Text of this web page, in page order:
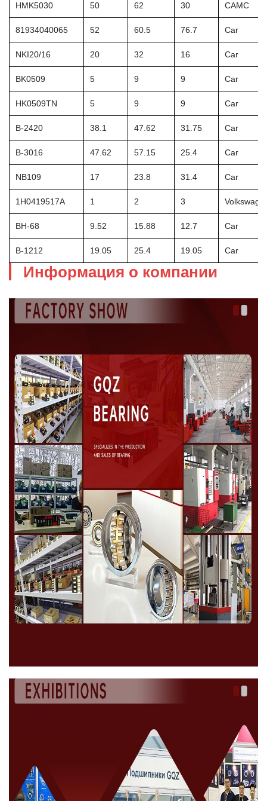
HMK5030 50 62 30 CAMC
81934040065 52 60.5 76.7 Car
NKI20/16 20 32 16 Car
BK0509 5 9 9 Car
HK0509TN 5 9 9 Car
B-2420 38.1 47.62 31.75 Car
B-3016 47.62 57.15 25.4 Car
NB109 17 23.8 31.4 Car
1H0419517A 1 2 3
BH-68 9.52 15.88 12.7 Car
B-1212 19.05 25.4 19.05 Car
Информация о компании